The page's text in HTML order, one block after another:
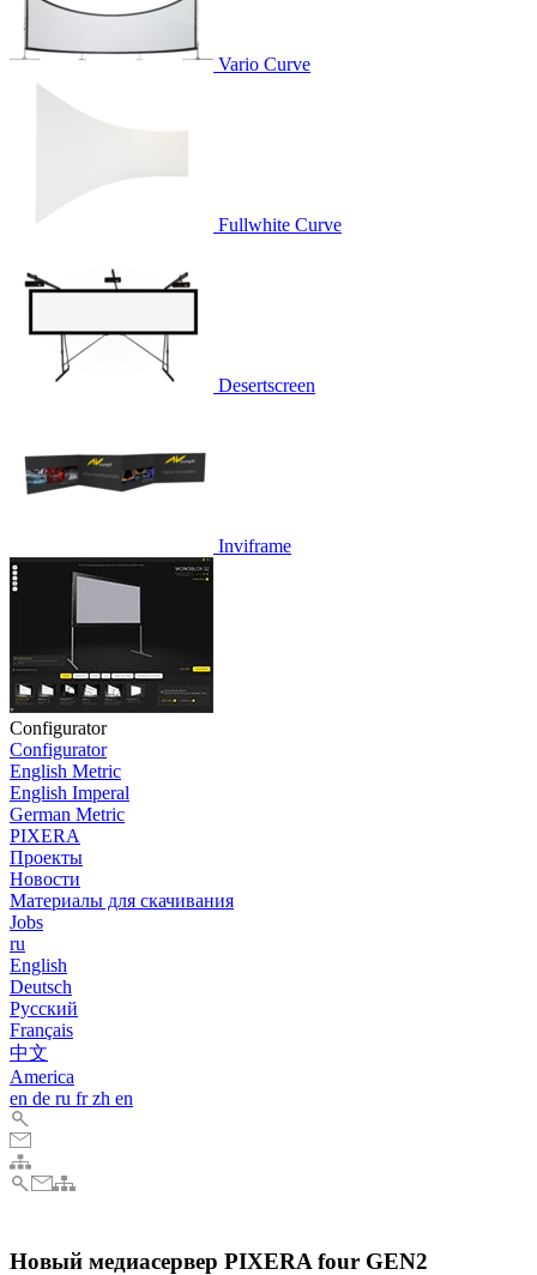
Vario Curve
Fullwhite Curve
Desertscreen
Inviframe
Configurator
Configurator
English Metric
English Imperal
German Metric
PIXERA
Проекты
Новости
Материалы для скачивания
Jobs
ru
English
Deutsch
Pусский
Français
中文
America
en de ru frzh en
Новый медиасервер PIXERA four GEN2